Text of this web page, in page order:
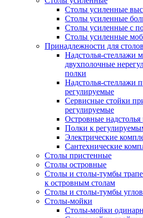
Столы усиленные
Столы усиленные
Столы усиленные с
Столы усиленные
Принадлежности для столов
Надстолья-стеллажи
двухполочные
полки
Надстолья-стеллажи
регулируемые
Сервисные стойки
регулируемые
Островные
Полки к
Электрические
Сантехнические
Столы пристенные
Столы островные
Столы и столы-тумбы
к островным столам
Столы и столы-тумбы
Столы-мойки
Столы-мойки